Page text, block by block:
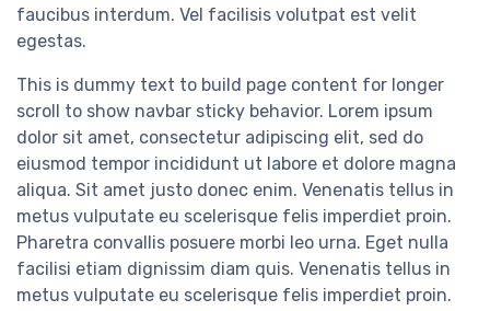
faucibus interdum. Vel facilisis volutpat est velit
egestas.
This is dummy text to build page content for longer
scroll to show navbar sticky behavior. Lorem ipsum
dolor sit amet, consectetur adipiscing elit, sed do
eiusmod tempor incididunt ut labore et dolore magna
aliqua. Sit amet justo donec enim. Venenatis tellus in
metus vulputate eu scelerisque felis imperdiet proin.
Pharetra convallis posuere morbi leo urna. Eget nulla
facilisi etiam dignissim diam quis. Venenatis tellus in
metus vulputate eu scelerisque felis imperdiet proin.